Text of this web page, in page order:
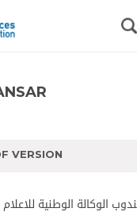
VERSION
الوكالة الوطنية